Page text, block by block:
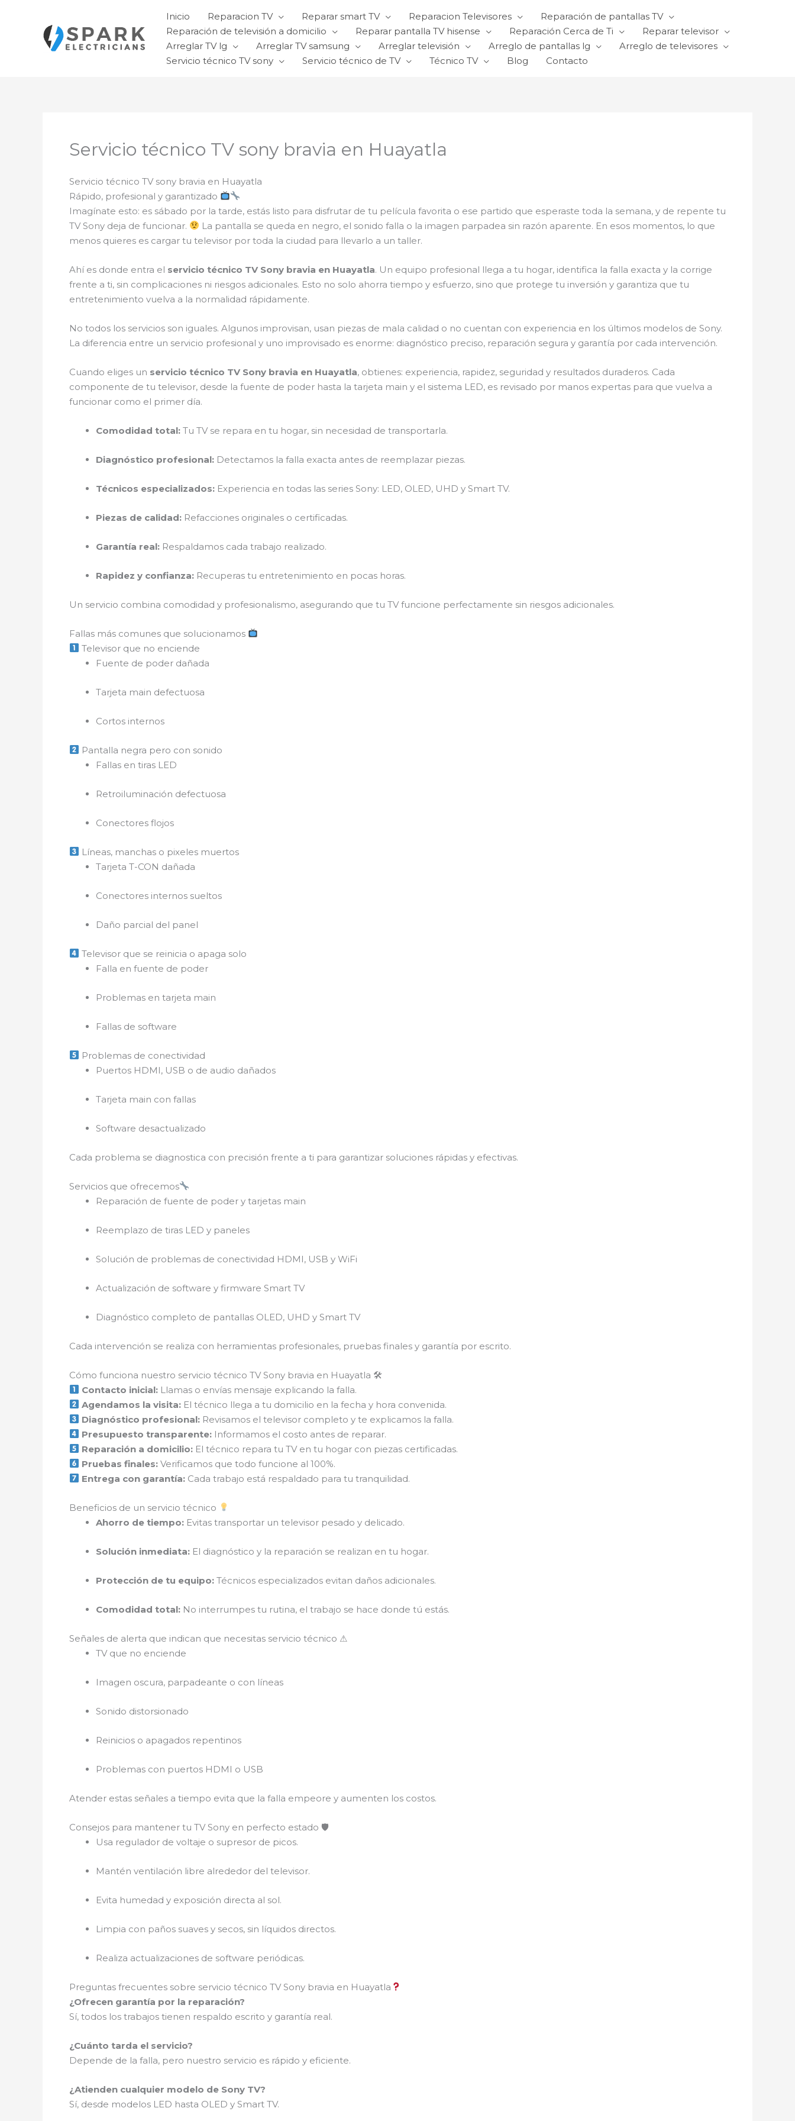
contenido
Inicio Reparacion TV Reparar smart TV Reparacion Televisores
Reparación de pantallas TV
Reparación de televisión a domicilio
Reparar pantalla TV hisense Reparación Cerca de Ti
Reparar televisor
Arreglar TV lg
Arreglar TV samsung Arreglar televisión Arreglo de pantallas lg
Arreglo de televisores
Servicio técnico TV sony
Servicio técnico de TV Técnico TV Blog Contacto
Servicio técnico TV sony bravia en Huayatla
Servicio técnico TV sony bravia en Huayatla
Rápido, profesional y garantizado
Imagínate esto: es sábado por la tarde, estás listo para disfrutar de tu película favorita o ese partido que esperaste toda la semana, y de repente tu
TV Sony deja de funcionar.
La pantalla se queda en negro, el sonido falla o la imagen parpadea sin razón aparente. En esos momentos, lo que
menos quieres es cargar tu televisor por toda la ciudad para llevarlo a un taller.
Ahí es donde entra el servicio técnico TV Sony bravia en Huayatla. Un equipo profesional llega a tu hogar, identifica la falla exacta y la corrige
frente a ti, sin complicaciones ni riesgos adicionales. Esto no solo ahorra tiempo y esfuerzo, sino que protege tu inversión y garantiza que tu
entretenimiento vuelva a la normalidad rápidamente.
No todos los servicios son iguales. Algunos improvisan, usan piezas de mala calidad o no cuentan con experiencia en los últimos modelos de Sony.
La diferencia entre un servicio profesional y uno improvisado es enorme: diagnóstico preciso, reparación segura y garantía por cada intervención.
Cuando eliges un servicio técnico TV Sony bravia en Huayatla, obtienes: experiencia, rapidez, seguridad y resultados duraderos. Cada
componente de tu televisor, desde la fuente de poder hasta la tarjeta main y el sistema LED, es revisado por manos expertas para que vuelva a
funcionar como el primer día.
Comodidad total: Tu TV se repara en tu hogar, sin necesidad de transportarla.
Diagnóstico profesional: Detectamos la falla exacta antes de reemplazar piezas.
Técnicos especializados: Experiencia en todas las series Sony: LED, OLED, UHD y Smart TV.
Piezas de calidad: Refacciones originales o certificadas.
Garantía real: Respaldamos cada trabajo realizado.
Rapidez y confianza: Recuperas tu entretenimiento en pocas horas.
Un servicio combina comodidad y profesionalismo, asegurando que tu TV funcione perfectamente sin riesgos adicionales.
Fallas más comunes que solucionamos
Televisor que no enciende
Fuente de poder dañada
Tarjeta main defectuosa
Cortos internos
Pantalla negra pero con sonido
Fallas en tiras LED
Retroiluminación defectuosa
Conectores flojos
Líneas, manchas o pixeles muertos
Tarjeta T-CON dañada
Conectores internos sueltos
Daño parcial del panel
Televisor que se reinicia o apaga solo
Falla en fuente de poder
Problemas en tarjeta main
Fallas de software
Problemas de conectividad
Puertos HDMI, USB o de audio dañados
Tarjeta main con fallas
Software desactualizado
Cada problema se diagnostica con precisión frente a ti para garantizar soluciones rápidas y efectivas.
Servicios que ofrecemos
Reparación de fuente de poder y tarjetas main
Reemplazo de tiras LED y paneles
Solución de problemas de conectividad HDMI, USB y WiFi
Actualización de software y firmware Smart TV
Diagnóstico completo de pantallas OLED, UHD y Smart TV
Cada intervención se realiza con herramientas profesionales, pruebas finales y garantía por escrito.
Cómo funciona nuestro servicio técnico TV Sony bravia en Huayatla 🛠
Contacto inicial: Llamas o envías mensaje explicando la falla.
Agendamos la visita: El técnico llega a tu domicilio en la fecha y hora convenida.
Diagnóstico profesional: Revisamos el televisor completo y te explicamos la falla.
Presupuesto transparente: Informamos el costo antes de reparar.
Reparación a domicilio: El técnico repara tu TV en tu hogar con piezas certificadas.
Pruebas finales: Verificamos que todo funcione al 100%.
Entrega con garantía: Cada trabajo está respaldado para tu tranquilidad.
Beneficios de un servicio técnico
Ahorro de tiempo: Evitas transportar un televisor pesado y delicado.
Solución inmediata: El diagnóstico y la reparación se realizan en tu hogar.
Protección de tu equipo: Técnicos especializados evitan daños adicionales.
Comodidad total: No interrumpes tu rutina, el trabajo se hace donde tú estás.
Señales de alerta que indican que necesitas servicio técnico ⚠
TV que no enciende
Imagen oscura, parpadeante o con líneas
Sonido distorsionado
Reinicios o apagados repentinos
Problemas con puertos HDMI o USB
Atender estas señales a tiempo evita que la falla empeore y aumenten los costos.
Consejos para mantener tu TV Sony en perfecto estado 🛡
Usa regulador de voltaje o supresor de picos.
Mantén ventilación libre alrededor del televisor.
Evita humedad y exposición directa al sol.
Limpia con paños suaves y secos, sin líquidos directos.
Realiza actualizaciones de software periódicas.
Preguntas frecuentes sobre servicio técnico TV Sony bravia en Huayatla
¿Ofrecen garantía por la reparación?
Sí, todos los trabajos tienen respaldo escrito y garantía real.
¿Cuánto tarda el servicio?
Depende de la falla, pero nuestro servicio es rápido y eficiente.
¿Atienden cualquier modelo de Sony TV?
Sí, desde modelos LED hasta OLED y Smart TV.